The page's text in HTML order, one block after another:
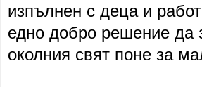
изпълнен с деца и
едно добро решение да
околния свят поне за